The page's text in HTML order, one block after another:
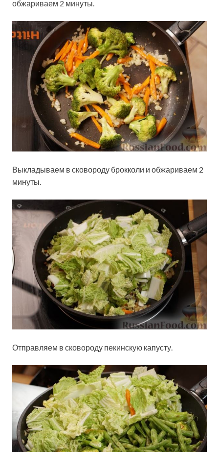
обжариваем 2 минуты.
Выкладываем в сковороду брокколи и обжариваем 2
минуты.
Отправляем в сковороду пекинскую капусту.